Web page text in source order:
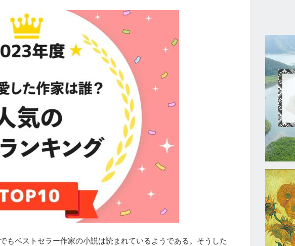
ベストセラー作家の小説は読まれているようである。そうした